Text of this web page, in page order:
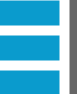
Collecte de
au respect de